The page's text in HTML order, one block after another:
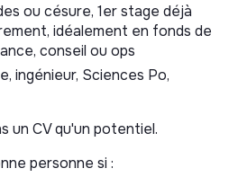
tous types
que soit leur modèle économique
(Air Liquide, AXA, Bel,
Total, etc.)
(Agence Française de
ou césure, 1er stage déjà
idéalement en fonds de
conseil ou ops
ingénieur, Sciences Po,
un CV qu'un potentiel.
personne si :